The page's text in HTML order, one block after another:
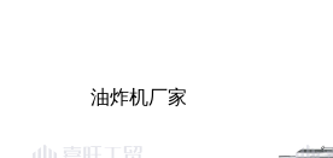
油炸机厂家